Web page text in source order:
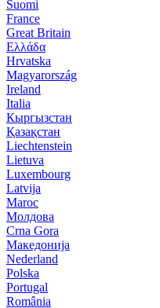
Suomi
France
Great Britain
Ελλάδα
Hrvatska
Magyarország
Ireland
Italia
Кыргызстан
Қазақстан
Liechtenstein
Lietuva
Luxembourg
Latvija
Maroc
Молдова
Crna Gora
Македонија
Nederland
Polska
Portugal
România